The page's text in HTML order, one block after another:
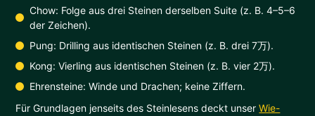
Chow: Folge aus drei Steinen derselben Suite (z. B. 4–5–6
der Zeichen).
Pung: Drilling aus identischen Steinen (z. B. drei 7万).
Kong: Vierling aus identischen Steinen (z. B. vier 2万).
Ehrensteine: Winde und Drachen; keine Ziffern.
Für Grundlagen jenseits des Steinlesens deckt unserWie-